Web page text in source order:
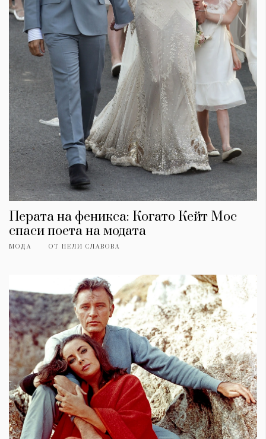
Перата на феникса: Когато Кейт Мос
спаси поета на модата
МОДА ОТ НЕЛИ СЛАВОВА